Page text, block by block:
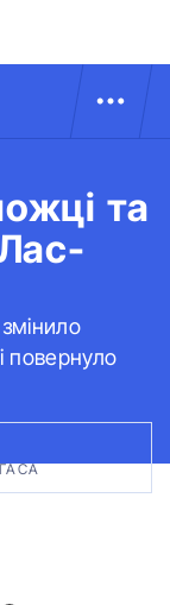
та
повернуло